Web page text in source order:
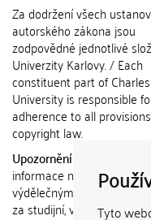
Tyto
Za dodržení všech
autorského zákona jsou
zodpovědné jednotlivé
Univerzity Karlovy. / Each
constituent part of Charles
University is responsible
adherence to all
copyright law.
Upozornění / Notice:
informace nemohou být
výdělečným účelům nebo
za studijní, vědeckou